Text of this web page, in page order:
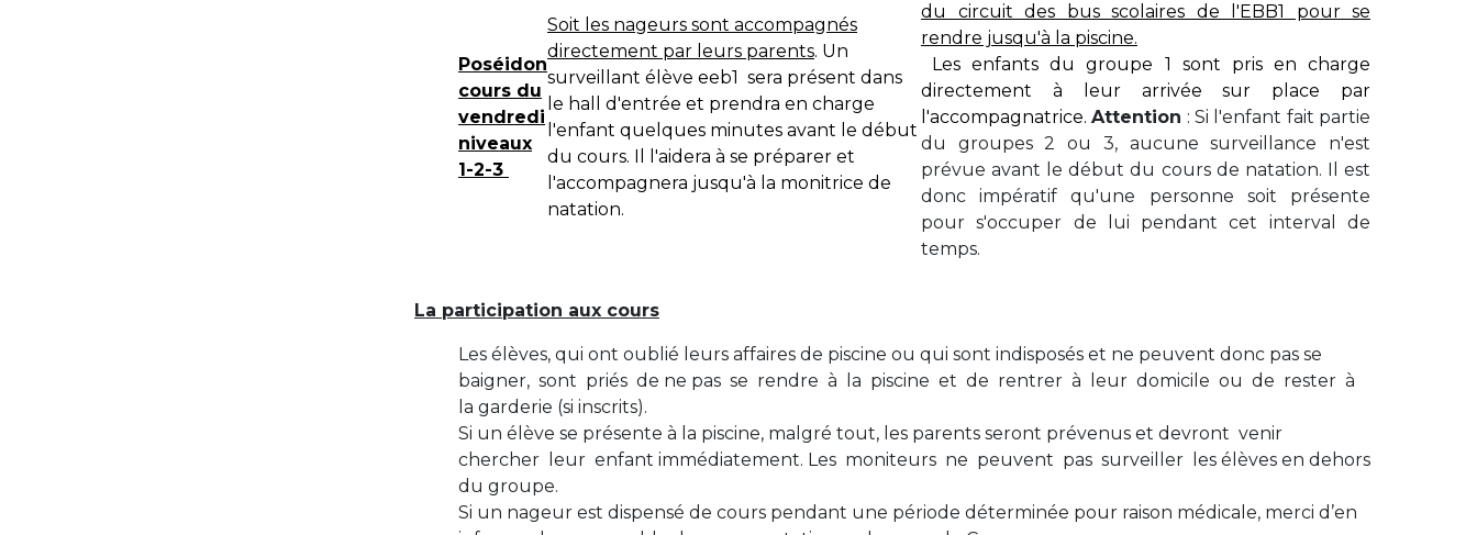
periscolaire.berkendael@apeee-bxl1-services.be
BE91 3631 6790 0976
Garderie Uccle
+32 (0)2 375 31 35
Lockers
+32 (0)2 373 87 68
casiers@apeee-bxl1-services.be
BE52 3101 4777 1809
Poséidon
cours du
vendredi
niveaux
1-2-3
Soit les nageurs sont accompagnés
directement par leurs parents. Un
surveillant élève eeb1 sera présent dans
le hall d'entrée et prendra en charge
l'enfant quelques minutes avant le début
du cours. Il l'aidera à se préparer et
l'accompagnera jusqu'à la monitrice de
natation.
du circuit des bus scolaires de l'EBB1 pour se
rendre jusqu'à la piscine.
Les enfants du groupe 1 sont pris en charge
directement à leur arrivée sur place par
l'accompagnatrice. Attention : Si l'enfant fait partie
du groupes 2 ou 3, aucune surveillance n'est
prévue avant le début du cours de natation. Il est
donc impératif qu'une personne soit présente
pour s'occuper de lui pendant cet interval de
temps.
La participation aux cours
Les élèves, qui ont oublié leurs affaires de piscine ou qui sont indisposés et ne peuvent donc pas se
baigner, sont priés de ne pas se rendre à la piscine et de rentrer à leur domicile ou de rester à
la garderie (si inscrits).
Si un élève se présente à la piscine, malgré tout, les parents seront prévenus et devront venir
chercher leur enfant immédiatement. Les moniteurs ne peuvent pas surveiller les élèves en dehors
du groupe.
Si un nageur est dispensé de cours pendant une période déterminée pour raison médicale, merci d’en